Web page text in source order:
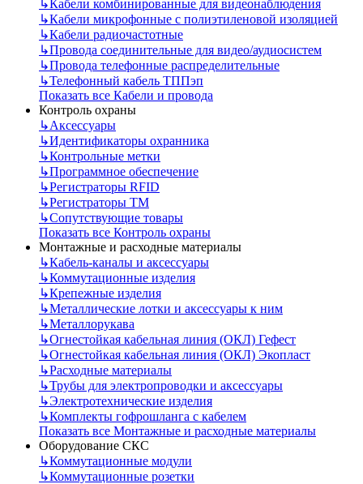
↳Кабели комбинированные для видеонаблюдения
↳Кабели микрофонные с полиэтиленовой изоляцией
↳Кабели радиочастотные
↳Провода соединительные для видео/аудиосистем
↳Провода телефонные распределительные
↳Телефонный кабель ТППэп
Показать все Кабели и провода
Контроль охраны
↳Аксессуары
↳Идентификаторы охранника
↳Контрольные метки
↳Программное обеспечение
↳Регистраторы RFID
↳Регистраторы ТМ
↳Сопутствующие товары
Показать все Контроль охраны
Монтажные и расходные материалы
↳Кабель-каналы и аксессуары
↳Коммутационные изделия
↳Крепежные изделия
↳Металлические лотки и аксессуары к ним
↳Металлорукава
↳Огнестойкая кабельная линия (ОКЛ) Гефест
↳Огнестойкая кабельная линия (ОКЛ) Экопласт
↳Расходные материалы
↳Трубы для электропроводки и аксессуары
↳Электротехнические изделия
↳Комплекты гофрошланга с кабелем
Показать все Монтажные и расходные материалы
Оборудование СКС
↳Коммутационные модули
↳Коммутационные розетки